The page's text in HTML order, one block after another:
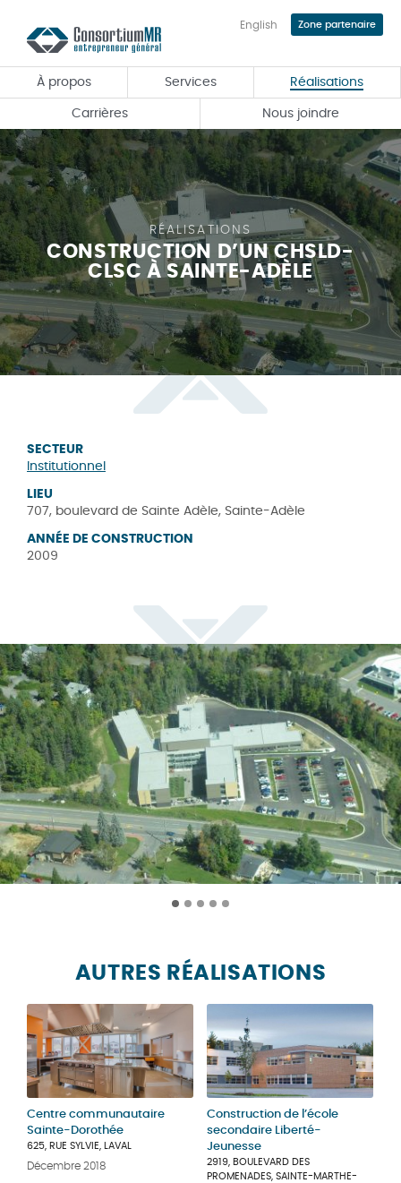
contenu
principal
À propos Services Réalisations
Carrières Nous joindre
English Zone partenaire
RÉALISATIONS
CONSTRUCTION D’UN CHSLD-
CLSC À SAINTE-ADÈLE
SECTEUR
Institutionnel
LIEU
707, boulevard de Sainte Adèle, Sainte-Adèle
ANNÉE DE CONSTRUCTION
2009
AUTRES RÉALISATIONS
Centre communautaire
Sainte-Dorothée
625, RUE SYLVIE, LAVAL
Décembre 2018
Construction de l’école
secondaire Liberté-
Jeunesse
2919, BOULEVARD DES
PROMENADES, SAINTE-MARTHE-